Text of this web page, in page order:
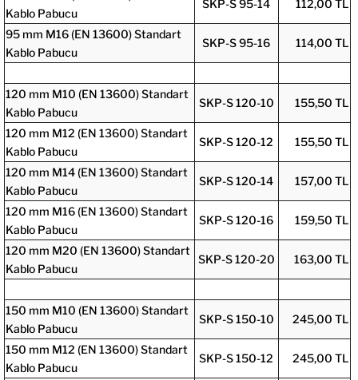
Kablo Pabucu
SKP-S 95-14 112,00 TL
95 mm M16 (EN 13600) Standart
Kablo Pabucu
SKP-S 95-16 114,00 TL
120 mm M10 (EN 13600) Standart
Kablo Pabucu
SKP-S 120-10 155,50 TL
120 mm M12 (EN 13600) Standart
Kablo Pabucu
SKP-S 120-12 155,50 TL
120 mm M14 (EN 13600) Standart
Kablo Pabucu
SKP-S 120-14 157,00 TL
120 mm M16 (EN 13600) Standart
Kablo Pabucu
SKP-S 120-16 159,50 TL
120 mm M20 (EN 13600) Standart
Kablo Pabucu
SKP-S 120-20 163,00 TL
150 mm M10 (EN 13600) Standart
Kablo Pabucu
SKP-S 150-10 245,00 TL
150 mm M12 (EN 13600) Standart
Kablo Pabucu
SKP-S 150-12 245,00 TL